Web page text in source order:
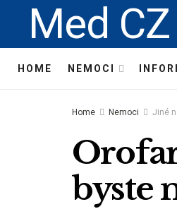
Med CZ
HOME NEMOCI
Home Nemoci Jiné
byste